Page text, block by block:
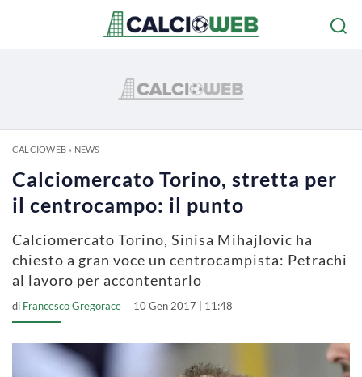
CALCIOWEB» NEWS
Calciomercato Torino, stretta per
il centrocampo: il punto
Calciomercato Torino, Sinisa Mihajlovic ha
chiesto a gran voce un centrocampista: Petrachi
al lavoro per accontentarlo
di Francesco Gregorace 10 Gen 2017 | 11:48